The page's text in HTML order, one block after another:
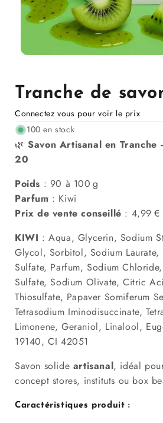
1
dans
modale
Tranche de
Connectez vous pour voir le prix
100 en stock
🌿Savon Artisanal en
20
Poids : 90 à 100 g
Parfum : Kiwi
Prix de vente conseillé : 4,99
KIWI :Aqua, Glycerin, Sodium
Glycol, Sorbitol, Sodium Laurate,
Sulfate, Parfum, Sodium
Sulfate, Sodium Olivate, Citric
Thiosulfate, Papaver Somiferum
Tetrasodium Iminodisuccinate,
Limonene, Geraniol, Linalool,
19140, CI 42051
Savon solide artisanal, idéal
concept stores, instituts ou box
Caractéristiques produit :